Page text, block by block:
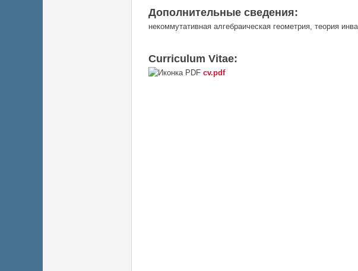
Дополнительные сведения:
некоммутативная алгебраическая геометрия, теория
Curriculum Vitae:
cv.pdf